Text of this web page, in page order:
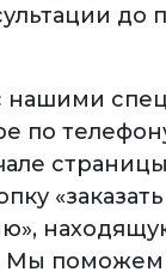
до
нашими
по
«заказать
Мы поможем